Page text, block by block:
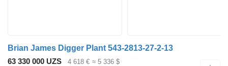
Brian James Digger Plant 543-2813-27-2-13
63 330 000 UZS
4 618 € ≈ 5 336 $